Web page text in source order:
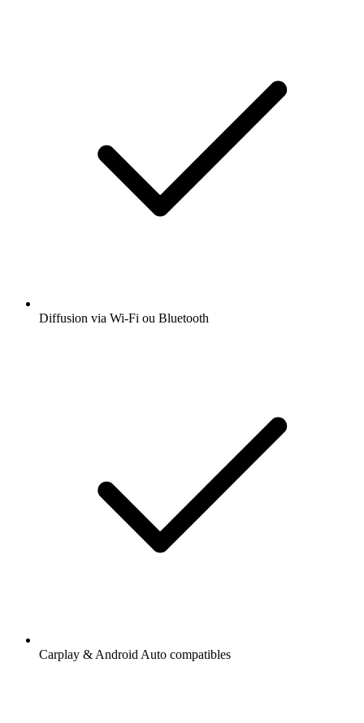
Diffusion via Wi-Fi ou Bluetooth
Carplay & Android Auto compatibles